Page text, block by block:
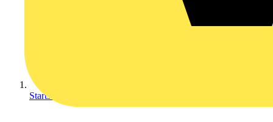
Startseite